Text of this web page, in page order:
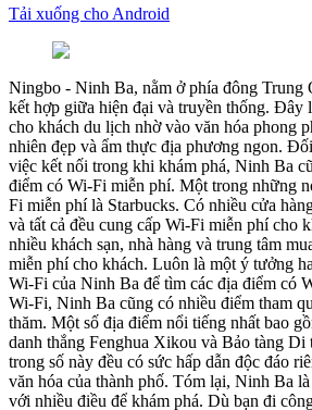
Tải xuống cho Android
Ningbo - Ninh Ba, nằm ở phía đông Trung
kết hợp giữa hiện đại và truyền thống. Đây
cho khách du lịch nhờ vào văn hóa phong
nhiên đẹp và ẩm thực địa phương ngon.
việc kết nối trong khi khám phá, Ninh Ba
điểm có Wi-Fi miễn phí. Một trong những
Fi miễn phí là Starbucks. Có nhiều cửa
và tất cả đều cung cấp Wi-Fi miễn phí cho
nhiều khách sạn, nhà hàng và trung tâm
miễn phí cho khách. Luôn là một ý tưởng
Wi-Fi của Ninh Ba để tìm các địa điểm có
Wi-Fi, Ninh Ba cũng có nhiều điểm tham
thăm. Một số địa điểm nổi tiếng nhất bao
danh thắng Fenghua Xikou và Bảo tàng
trong số này đều có sức hấp dẫn độc đáo
văn hóa của thành phố. Tóm lại, Ninh Ba
với nhiều điều để khám phá. Dù bạn đi